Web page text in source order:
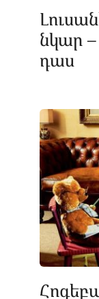
նկար
դաս